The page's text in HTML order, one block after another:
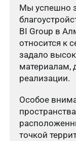
Мы успешно
BI Group в
относится к
задало
материалам,
реализации.
Особое
точкой